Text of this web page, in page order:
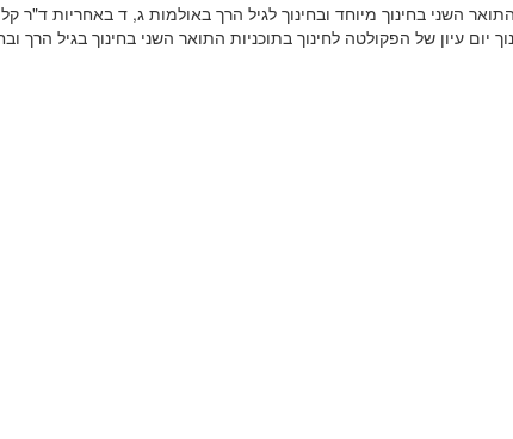
השני בחינוך מיוחד ובחינוך לגיל הרך באולמות ג, ד באחריות ד"ר
יום עיון של הפקולטה לחינוך בתוכניות התואר השני בחינוך בגיל הרך